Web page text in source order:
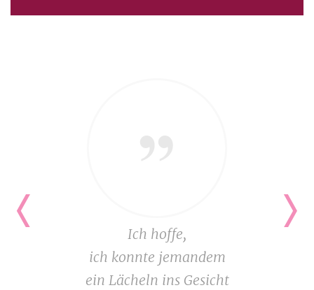
Ich hoffe,
ich konnte jemandem
ein Lächeln ins Gesicht